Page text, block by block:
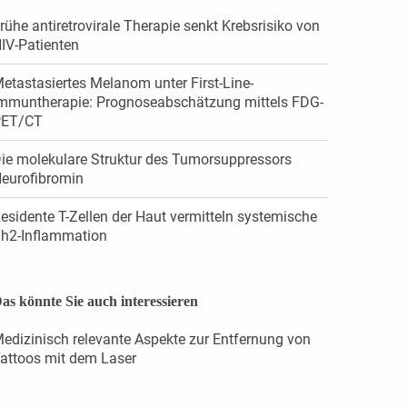
antiretrovirale Therapie senkt ­Krebsrisiko von
Patienten
Melanom unter First-Line-
Prognoseabschätzung mittels FDG-
CT
molekulare Struktur des Tumorsuppressors
T-Zellen der Haut vermitteln ­systemische
Inflammation
könnte Sie auch interessieren
relevante Aspekte zur Entfernung von
mit dem Laser